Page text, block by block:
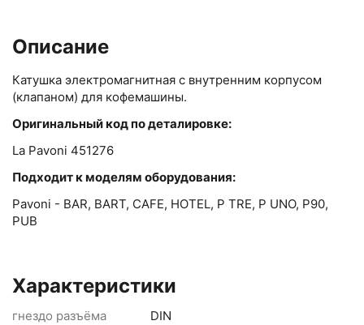
Описание
Катушка электромагнитная с внутренним корпусом
(клапаном) для кофемашины.
Оригинальный код по деталировке:
La Pavoni 451276
Подходит к моделям оборудования:
Pavoni - BAR, BART, CAFE, HOTEL, P TRE, P UNO, P90,
PUB
Характеристики
гнездо разъёма
DIN